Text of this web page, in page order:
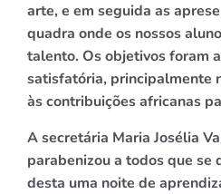
arte, e em seguida as
quadra onde os nossos
talento. Os objetivos foram
satisfatória, principalmente
às contribuições africanas
A secretária Maria Josélia
parabenizou a todos que se
desta uma noite de